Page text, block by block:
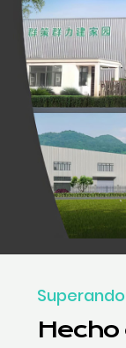
Superando
Hecho